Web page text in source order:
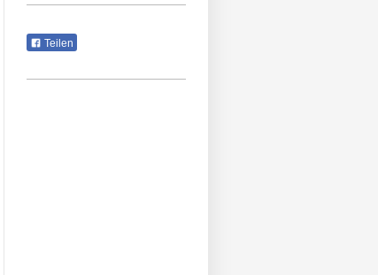
Teilen